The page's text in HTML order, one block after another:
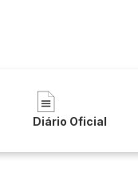
Diário Oficial